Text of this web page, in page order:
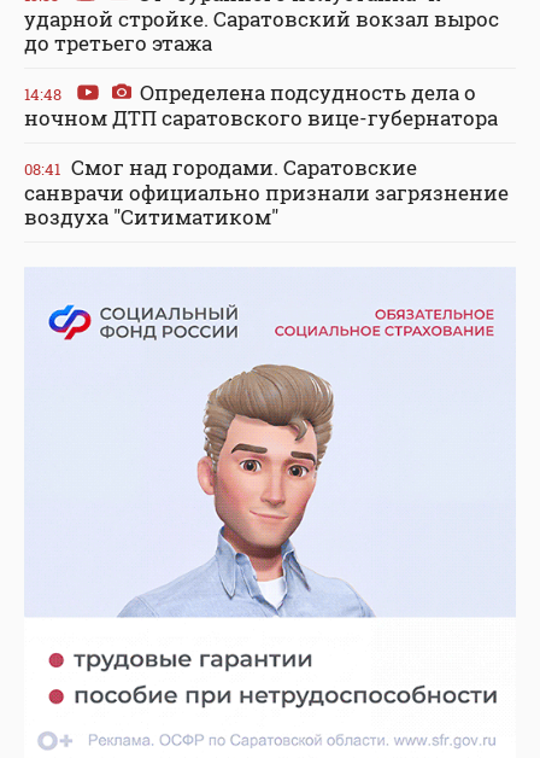
ударной стройке. Саратовский вокзал вырос
до третьего этажа
14:48
Определена подсудность дела о
ночном ДТП саратовского вице-губернатора
08:41 Смог над городами. Саратовские
санврачи официально признали загрязнение
воздуха "Ситиматиком"